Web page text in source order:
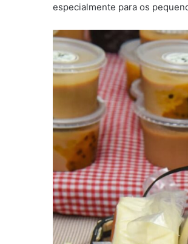
especialmente para os